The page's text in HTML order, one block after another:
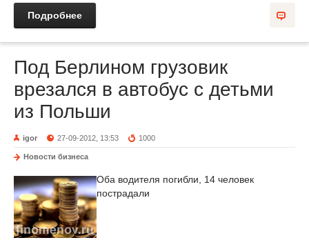
Подробнее
Под Берлином грузовик
врезался в автобус с детьми
из Польши
igor 27-09-2012, 13:53 1000
Новости бизнеса
Оба водителя погибли, 14 человек
пострадали